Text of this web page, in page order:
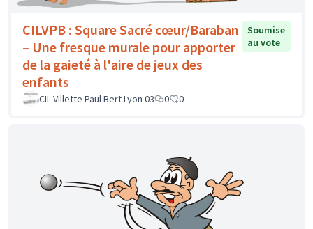
CILVPB : Square Sacré cœur/Baraban
– Une fresque murale pour apporter
de la gaieté à l'aire de jeux des
enfants
Soumise
au vote
CIL Villette Paul Bert Lyon 03 0 0